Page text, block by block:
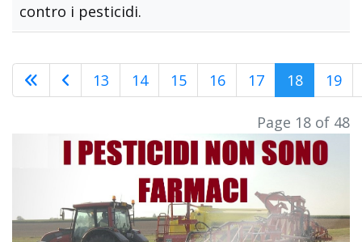
contro i pesticidi.
13 14 15 16 17 18 19
Page 18 of 48